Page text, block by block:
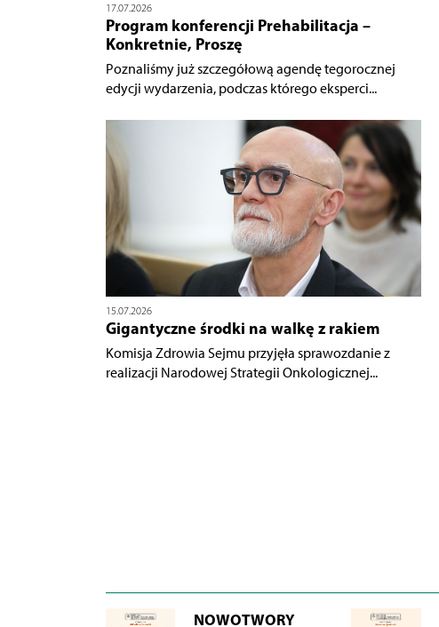
17.07.2026
Program konferencji Prehabilitacja –
Konkretnie, Proszę
Poznaliśmy już szczegółową agendę tegorocznej
edycji wydarzenia, podczas którego eksperci...
15.07.2026
Gigantyczne środki na walkę z rakiem
Komisja Zdrowia Sejmu przyjęła sprawozdanie z
realizacji Narodowej Strategii Onkologicznej...
NOWOTWORY